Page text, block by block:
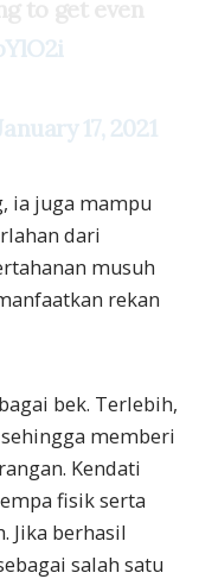
17, 2021
ia juga mampu
dari
musuh
rekan
bek. Terlebih,
memberi
Kendati
fisik serta
Jika berhasil
salah satu